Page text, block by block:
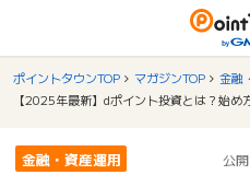
ポイントタウンTOP マガジンTOP
金融
【2025年最新】dポイント投資とは？始
金融・資産運用 公